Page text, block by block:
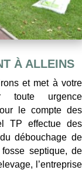
À ALLEINS
et met à votre
toute urgence
le compte des
TP effectue des
débouchage de
septique, de
l’entreprise